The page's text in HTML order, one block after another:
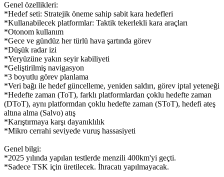
Genel özellikleri:
*Hedef seti: Stratejik öneme sahip sabit kara hedefleri
*Kullanabilecek platformlar: Taktik tekerlekli kara araçları
*Otonom kullanım
*Gece ve gündüz her türlü hava şartında görev
*Düşük radar izi
*Yeryüzüne yakın seyir kabiliyeti
*Geliştirilmiş navigasyon
*3 boyutlu görev planlama
*Veri bağı ile hedef güncelleme, yeniden saldırı, görev iptal yeteneği
*Hedefte zaman (ToT), farklı platformlardan çoklu hedefte zaman
(DToT), aynı platformdan çoklu hedefte zaman (SToT), hedefi ateş
altına alma (Salvo) atış
*Karıştırmaya karşı dayanıklılık
*Mikro cerrahi seviyede vuruş hassasiyeti
Genel bilgi:
*2025 yılında yapılan testlerde menzili 400km'yi geçti.
*Sadece TSK için üretilecek. İhracatı yapılmayacak.